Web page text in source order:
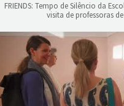
FRIENDS: Tempo de Silêncio da
visita de professoras